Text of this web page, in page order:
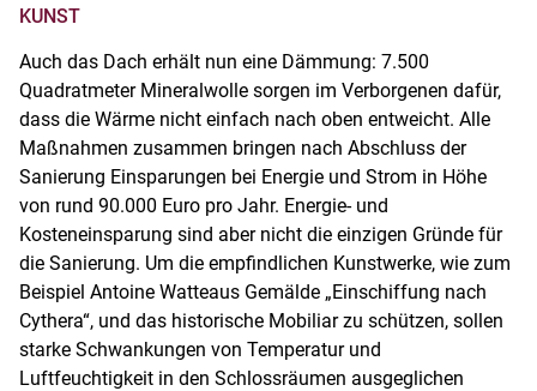
KUNST
Auch das Dach erhält nun eine Dämmung: 7.500
Quadratmeter Mineralwolle sorgen im Verborgenen dafür,
dass die Wärme nicht einfach nach oben entweicht. Alle
Maßnahmen zusammen bringen nach Abschluss der
Sanierung Einsparungen bei Energie und Strom in Höhe
von rund 90.000 Euro pro Jahr. Energie- und
Kosteneinsparung sind aber nicht die einzigen Gründe für
die Sanierung. Um die empfindlichen Kunstwerke, wie zum
Beispiel Antoine Watteaus Gemälde „Einschiffung nach
Cythera“, und das historische Mobiliar zu schützen, sollen
starke Schwankungen von Temperatur und
Luftfeuchtigkeit in den Schlossräumen ausgeglichen